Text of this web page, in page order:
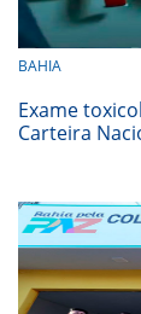
BAHIA
Exame
Carteira